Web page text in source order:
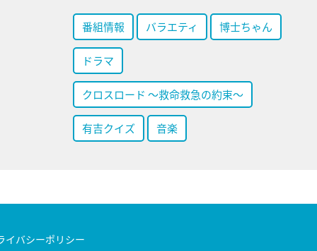
番組情報 バラエティ 博士ちゃん
ドラマ
クロスロード ～救命救急の約束～
有吉クイズ 音楽
イバシーポリシー